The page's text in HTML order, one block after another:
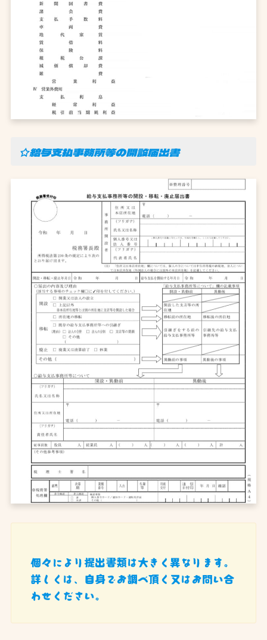
☆給与支払事務所等の開設届出書
個々により提出書類は大きく異なります。
詳しくは、自身でお調べ頂く又はお問い合
わせください。